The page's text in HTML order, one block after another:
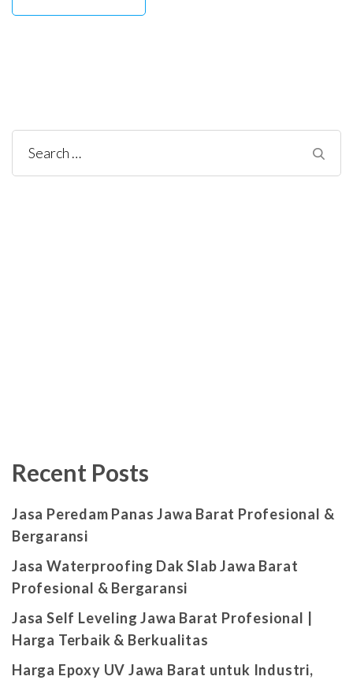
Search
for:
Recent Posts
Jasa Peredam Panas Jawa Barat Profesional &
Bergaransi
Jasa Waterproofing Dak Slab Jawa Barat
Profesional & Bergaransi
Jasa Self Leveling Jawa Barat Profesional |
Harga Terbaik & Berkualitas
Harga Epoxy UV Jawa Barat untuk Industri,